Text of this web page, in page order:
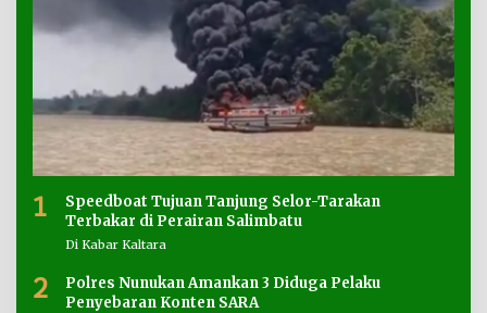
1
Speedboat Tujuan Tanjung Selor-Tarakan
Terbakar di Perairan Salimbatu
Di Kabar Kaltara
2
Polres Nunukan Amankan 3 Diduga Pelaku
Penyebaran Konten SARA